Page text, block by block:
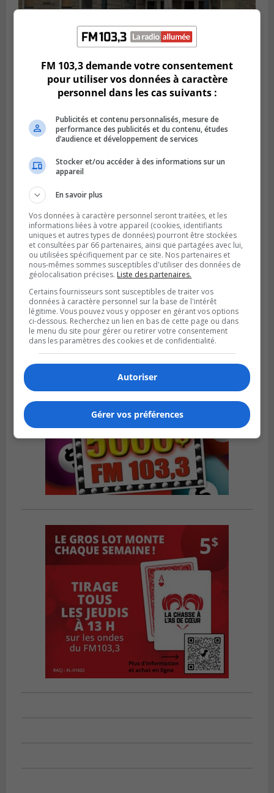
LA PRAIRIE
Publié le 5 août 2026 à 11h59
La Prairie loue des espaces de glace
LA PRAIRIE
Le mur du rempart de La Prairie retrouve
sa jeunesse
FM 103,3 demande votre consentement
pour utiliser vos données à caractère
personnel dans les cas suivants :
Publicités et contenu personnalisés, mesure de
performance des publicités et du contenu, études
d’audience et développement de services
Stocker et/ou accéder à des informations sur un
appareil
En savoir plus
Vos données à caractère personnel seront traitées, et les
informations liées à votre appareil (cookies, identifiants
uniques et autres types de données) pourront être stockées
et consultées par 66 partenaires, ainsi que partagées avec lui,
ou utilisées spécifiquement par ce site. Nos partenaires et
nous-mêmes sommes susceptibles d'utiliser des données de
géolocalisation précises. Liste des partenaires.
Certains fournisseurs sont susceptibles de traiter vos
données à caractère personnel sur la base de l'intérêt
légitime. Vous pouvez vous y opposer en gérant vos options
ci-dessous. Recherchez un lien en bas de cette page ou dans
le menu du site pour gérer ou retirer votre consentement
dans les paramètres des cookies et de confidentialité.
Autoriser
Gérer vos préférences